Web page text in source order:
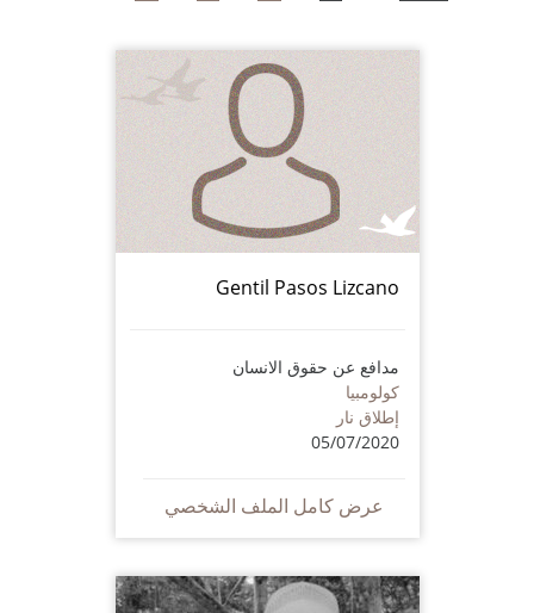
Gentil Pasos Lizcano
مدافع عن حقوق الانسان
كولومبيا
إطلاق نار
05/07/2020
عرض كامل الملف الشخصي